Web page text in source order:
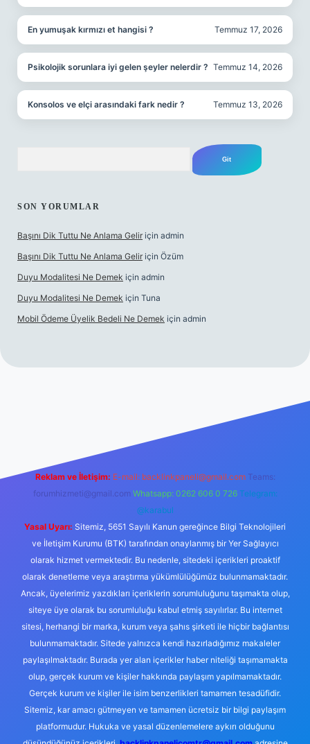
En yumuşak kırmızı et hangisi ? Temmuz 17, 2026
Psikolojik sorunlara iyi gelen şeyler nelerdir ? Temmuz 14, 2026
Konsolos ve elçi arasındaki fark nedir ? Temmuz 13, 2026
SON YORUMLAR
Başını Dik Tuttu Ne Anlama Gelir için admin
Başını Dik Tuttu Ne Anlama Gelir için Özüm
Duyu Modalitesi Ne Demek için admin
Duyu Modalitesi Ne Demek için Tuna
Mobil Ödeme Üyelik Bedeli Ne Demek için admin
Reklam ve İletişim: E-mail: backlinkpaneli@gmail.com Teams:
forumhizmeti@gmail.com Whatsapp: 0262 606 0 726 Telegram:
@karabul
Yasal Uyarı: Sitemiz, 5651 Sayılı Kanun gereğince Bilgi Teknolojileri
ve İletişim Kurumu (BTK) tarafından onaylanmış bir Yer Sağlayıcı
olarak hizmet vermektedir. Bu nedenle, sitedeki içerikleri proaktif
olarak denetleme veya araştırma yükümlülüğümüz bulunmamaktadır.
Ancak, üyelerimiz yazdıkları içeriklerin sorumluluğunu taşımakta olup,
siteye üye olarak bu sorumluluğu kabul etmiş sayılırlar. Bu internet
sitesi, herhangi bir marka, kurum veya şahıs şirketi ile hiçbir bağlantısı
bulunmamaktadır. Sitede yalnızca kendi hazırladığımız makaleler
paylaşılmaktadır. Burada yer alan içerikler haber niteliği taşımamakta
olup, gerçek kurum ve kişiler hakkında paylaşım yapılmamaktadır.
Gerçek kurum ve kişiler ile isim benzerlikleri tamamen tesadüfidir.
Sitemiz, kar amacı gütmeyen ve tamamen ücretsiz bir bilgi paylaşım
platformudur. Hukuka ve yasal düzenlemelere aykırı olduğunu